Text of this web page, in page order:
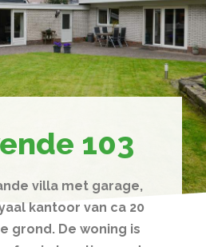
103
villa met garage,
kantoor van ca 20
grond. De woning is